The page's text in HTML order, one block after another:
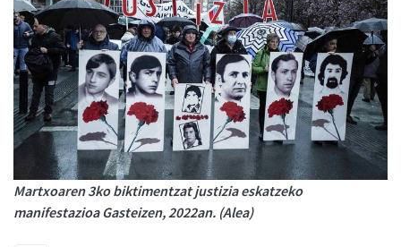
Martxoaren 3ko biktimentzat justizia eskatzeko
manifestazioa Gasteizen, 2022an. (Alea)